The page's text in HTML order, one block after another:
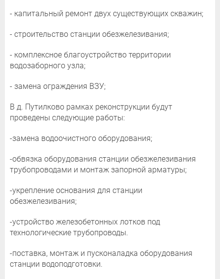
- капитальный ремонт двух существующих скважин;
- строительство станции обезжелезивания;
- комплексное благоустройство территории
водозаборного узла;
- замена ограждения ВЗУ;
В д. Путилково рамках реконструкции будут
проведены следующие работы:
-замена водоочистного оборудования;
-обвязка оборудования станции обезжелезивания
трубопроводами и монтаж запорной арматуры;
-укрепление основания для станции
обезжелезивания;
-устройство железобетонных лотков под
технологические трубопроводы.
-поставка, монтаж и пусконаладка оборудования
станции водоподготовки.